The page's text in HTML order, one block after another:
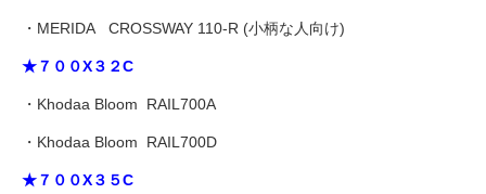
・MERIDA CROSSWAY 110-R (小柄な人向け)
★７００X３２C
・Khodaa Bloom RAIL700A
・Khodaa Bloom RAIL700D
★７００X３５C